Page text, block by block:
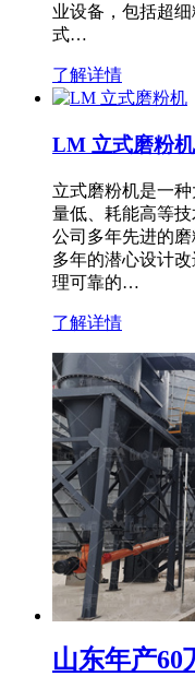
业设备，包括超
式…
了解详情
LM 立式磨粉机
立式磨粉机是一
量低、耗能高等
公司多年先进的
多年的潜心设计
理可靠的…
了解详情
山东年产60